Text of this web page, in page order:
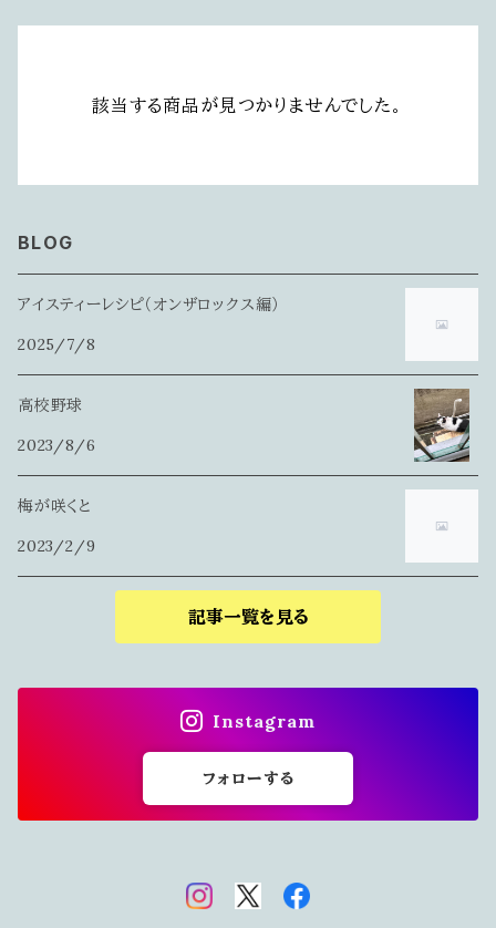
該当する商品が見つかりませんでした。
BLOG
アイスティーレシピ（オンザロックス編）
2025/7/8
高校野球
2023/8/6
梅が咲くと
2023/2/9
記事一覧を見る
Instagram
フォローする